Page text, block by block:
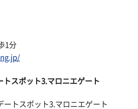
1分
トスポット3.マロニエゲート